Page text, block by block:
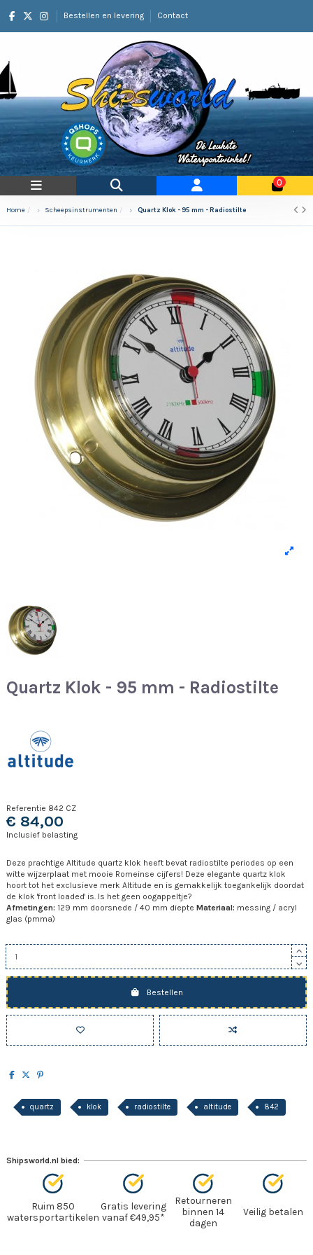
Bestellen en levering Contact
0
Home Scheepsinstrumenten Quartz Klok - 95 mm - Radiostilte
Quartz Klok - 95 mm - Radiostilte
Referentie 842 CZ
€ 84,00
Inclusief belasting
Deze prachtige Altitude quartz klok heeft bevat radiostilte periodes op een
witte wijzerplaat met mooie Romeinse cijfers! Deze elegante quartz klok
hoort tot het exclusieve merk Altitude en is gemakkelijk toegankelijk doordat
de klok 'front loaded' is. Is het geen oogappeltje?
Afmetingen: 129 mm doorsnede / 40 mm diepte Materiaal: messing / acryl
glas (pmma)
Bestellen
quartz klok radiostilte altitude 842
Shipsworld.nl bied:
Ruim 850
watersportartikelen
Gratis levering
vanaf €49,95*
Retourneren
binnen 14
dagen
Veilig betalen